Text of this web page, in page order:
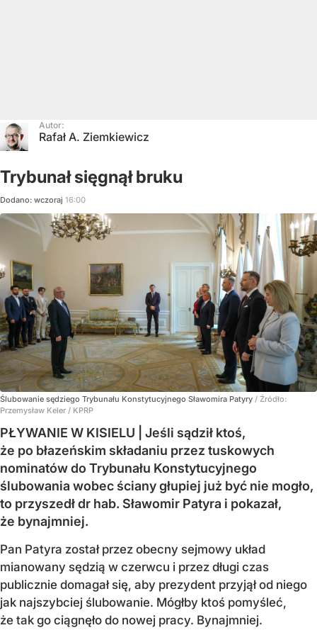
Autor:
Rafał A. Ziemkiewicz
Trybunał sięgnął bruku
Dodano: wczoraj 16:00
Ślubowanie sędziego Trybunału Konstytucyjnego Sławomira Patyry / Źródło:
Przemysław Keler / KPRP
PŁYWANIE W KISIELU | Jeśli sądził ktoś,
że po błazeńskim składaniu przez tuskowych
nominatów do Trybunału Konstytucyjnego
ślubowania wobec ściany głupiej już być nie mogło,
to przyszedł dr hab. Sławomir Patyra i pokazał,
że bynajmniej.
Pan Patyra został przez obecny sejmowy układ
mianowany sędzią w czerwcu i przez długi czas
publicznie domagał się, aby prezydent przyjął od niego
jak najszybciej ślubowanie. Mógłby ktoś pomyśleć,
że tak go ciągnęło do nowej pracy. Bynajmniej.